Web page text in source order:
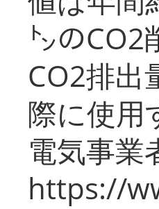
㌧の
CO2排出
際に使用
電気事業
https://